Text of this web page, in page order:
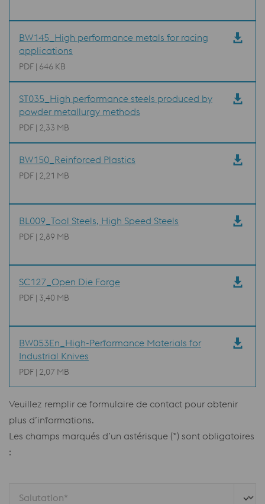
BW145_High performance metals for racing
applications
PDF | 646 KB
ST035_High performance steels produced by
powder metallurgy methods
PDF | 2,33 MB
BW150_Reinforced Plastics
PDF | 2,21 MB
BL009_Tool Steels, High Speed Steels
PDF | 2,89 MB
SC127_Open Die Forge
PDF | 3,40 MB
BW053En_High-Performance Materials for
Industrial Knives
PDF | 2,07 MB
Veuillez remplir ce formulaire de contact pour obtenir
plus d’informations.
Les champs marqués d’un astérisque (*) sont obligatoires
:
Salutation*